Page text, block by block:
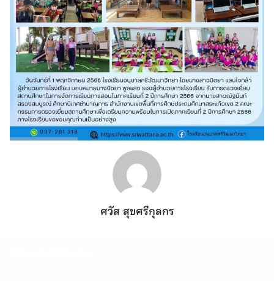
ศวัส สุขศรีกุลกร